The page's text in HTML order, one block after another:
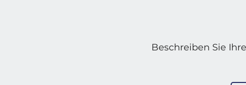
Beschreiben Sie